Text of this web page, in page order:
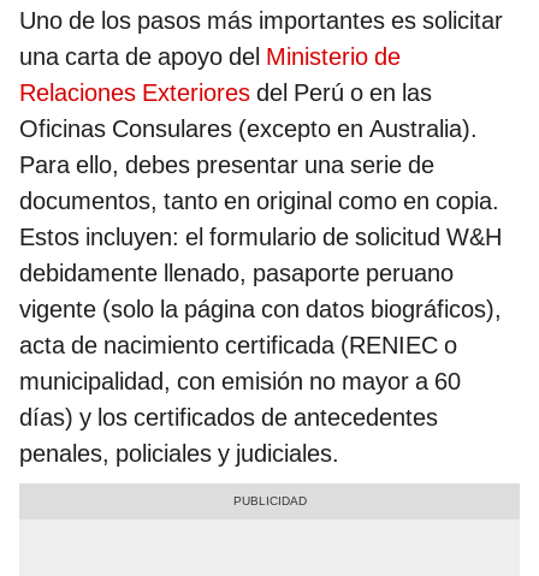
Uno de los pasos más importantes es solicitar
una carta de apoyo del Ministerio de
Relaciones Exteriores del Perú o en las
Oficinas Consulares (excepto en Australia).
Para ello, debes presentar una serie de
documentos, tanto en original como en copia.
Estos incluyen: el formulario de solicitud W&H
debidamente llenado, pasaporte peruano
vigente (solo la página con datos biográficos),
acta de nacimiento certificada (RENIEC o
municipalidad, con emisión no mayor a 60
días) y los certificados de antecedentes
penales, policiales y judiciales.